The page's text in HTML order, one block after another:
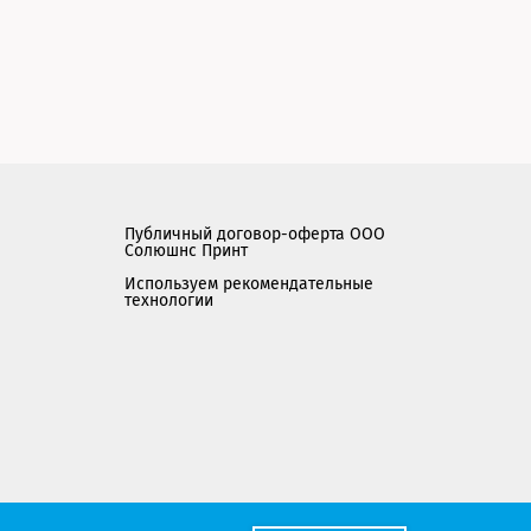
Публичный договор-оферта ООО
Солюшнс Принт
Используем рекомендательные
технологии